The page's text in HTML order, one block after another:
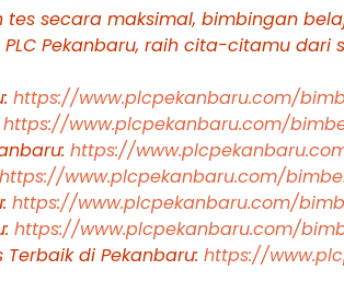
secara maksimal, bimbingan
Pekanbaru, raih cita-citamu dari
https://www.plcpekanbaru.com/
https://www.plcpekanbaru.com/
https://
https://www.plcpekanbaru.com/
https://www.plcpekanbaru.com/
https://www.plcpekanbaru.com/
di Pekanbaru: https://